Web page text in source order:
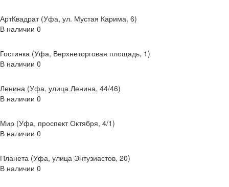
АртКвадрат (Уфа, ул. Мустая Карима, 6)
В наличии 0
Гостинка (Уфа, Верхнеторговая площадь, 1)
В наличии 0
Ленина (Уфа, улица Ленина, 44/46)
В наличии 0
Мир (Уфа, проспект Октября, 4/1)
В наличии 0
Планета (Уфа, улица Энтузиастов, 20)
В наличии 0